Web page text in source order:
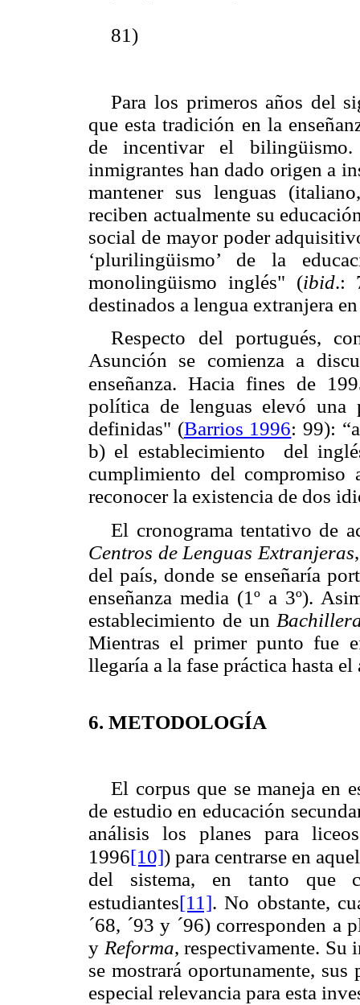
81)
Para los primeros años del
que esta tradición en la
de incentivar el
inmigrantes han dado origen a
mantener sus lenguas
reciben actualmente su
social de mayor poder
‘plurilingüismo’ de la
monolingüismo inglés" (ibid.:
destinados a lengua extranjera
Respecto del portugués,
Asunción se comienza a
enseñanza. Hacia fines de
política de lenguas elevó una
definidas" (Barrios 1996: 99):
b) el establecimiento del
cumplimiento del compromiso
reconocer la existencia de dos
El cronograma tentativo de
Centros de Lenguas Extranjeras
del país, donde se enseñaría
enseñanza media (1º a 3º).
establecimiento de un
Mientras el primer punto fue
llegaría a la fase práctica hasta
6. METODOLOGÍA
El corpus que se maneja en
de estudio en educación
análisis los planes para
1996[10]) para centrarse en
del sistema, en tanto que
estudiantes[11]. No obstante,
´68, ´93 y ´96) corresponden a
y Reforma, respectivamente. Su
se mostrará oportunamente, sus
especial relevancia para esta